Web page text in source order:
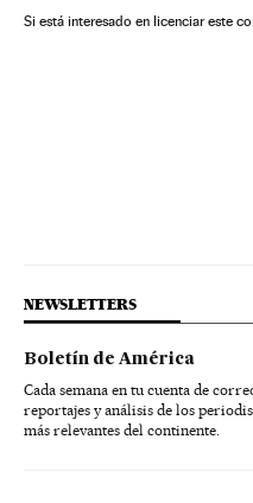
Si está interesado en licenciar este
NEWSLETTERS
Boletín de América
Cada semana en tu cuenta de
reportajes y análisis de los
más relevantes del continente.